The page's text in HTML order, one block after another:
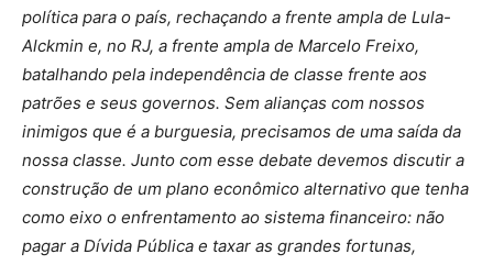
política para o país, rechaçando a frente ampla de Lula-
Alckmin e, no RJ, a frente ampla de Marcelo Freixo,
batalhando pela independência de classe frente aos
patrões e seus governos. Sem alianças com nossos
inimigos que é a burguesia, precisamos de uma saída da
nossa classe. Junto com esse debate devemos discutir a
construção de um plano econômico alternativo que tenha
como eixo o enfrentamento ao sistema financeiro: não
pagar a Dívida Pública e taxar as grandes fortunas,